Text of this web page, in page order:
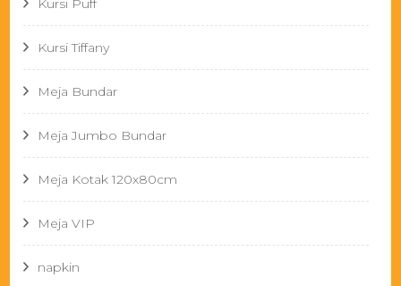
Kursi Puff
Kursi Tiffany
Meja Bundar
Meja Jumbo Bundar
Meja Kotak 120x80cm
Meja VIP
napkin